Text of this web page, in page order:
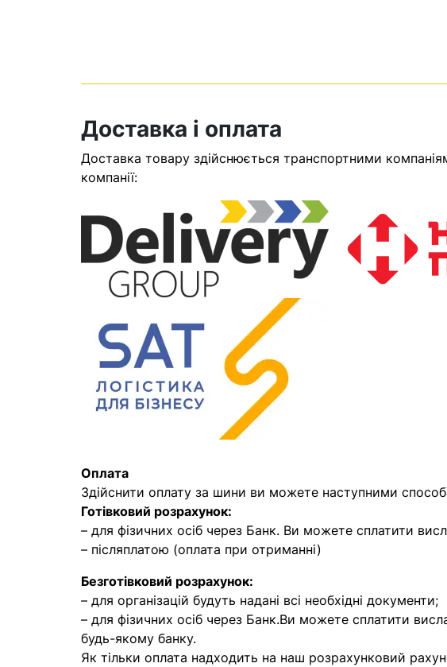
У кошику немає
Доставка і оплата
Доставка товару здійснюється транспортними
компанії:
Оплата
Здійснити оплату за шини ви можете наступними
Готівковий розрахунок:
– для фізичних осіб через Банк. Ви можете сплатити
– післяплатою (оплата при отриманні)
Безготівковий розрахунок:
– для організацій будуть надані всі необхідні документи;
– для фізичних осіб через Банк.Ви можете сплатити
будь-якому банку.
Як тільки оплата надходить на наш розрахунковий